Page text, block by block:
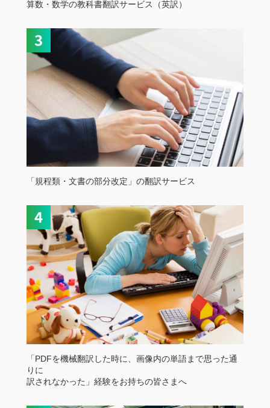
算数・数学の教科書翻訳サービス（英訳）
「規程類・文書の部分改定」の翻訳サービス
「PDFを機械翻訳した時に、画像内の単語まで思った通
りに
訳されなかった」経験をお持ちの皆さまへ